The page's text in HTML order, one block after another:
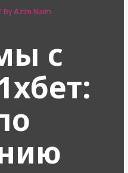
By Azim Naim
с